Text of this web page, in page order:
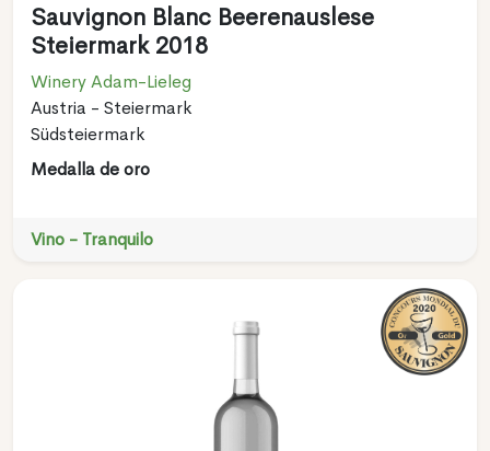
Sauvignon Blanc Beerenauslese
Steiermark 2018
Winery Adam-Lieleg
Austria - Steiermark
Südsteiermark
Medalla de oro
Vino - Tranquilo